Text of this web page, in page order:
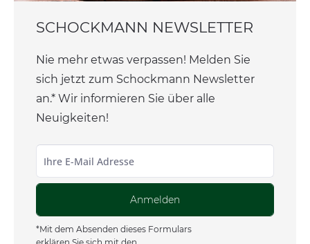
SCHOCKMANN NEWSLETTER
Nie mehr etwas verpassen! Melden Sie
sich jetzt zum Schockmann Newsletter
an.* Wir informieren Sie über alle
Neuigkeiten!
Anmelden
*Mit dem Absenden dieses Formulars